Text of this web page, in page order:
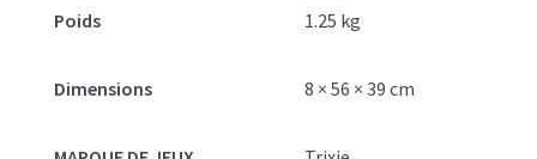
Poids 1.25 kg
Dimensions 8 × 56 × 39 cm